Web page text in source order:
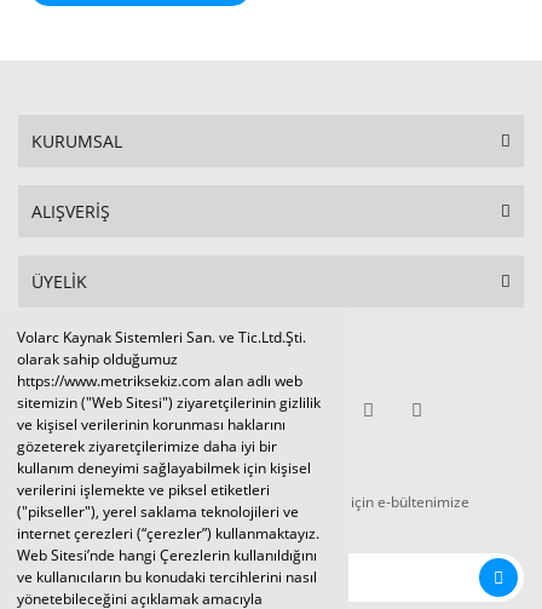
Volarc Kaynak Sistemleri San. ve Tic.Ltd.Şti.
olarak sahip olduğumuz
https://www.metriksekiz.com alan adlı web
sitemizin ("Web Sitesi") ziyaretçilerinin gizlilik
ve kişisel verilerinin korunması haklarını
gözeterek ziyaretçilerimize daha iyi bir
kullanım deneyimi sağlayabilmek için kişisel
verilerini işlemekte ve piksel etiketleri
("pikseller"), yerel saklama teknolojileri ve
internet çerezleri (“çerezler”) kullanmaktayız.
Web Sitesi’nde hangi Çerezlerin kullanıldığını
ve kullanıcıların bu konudaki tercihlerini nasıl
yönetebileceğini açıklamak amacıyla
KURUMSAL
ALIŞVERİŞ
ÜYELİK
E-BÜLTEN
Tüm kampanya ve duyurulardan haberdar olmak için e-bültenimize
kaydolunuz.